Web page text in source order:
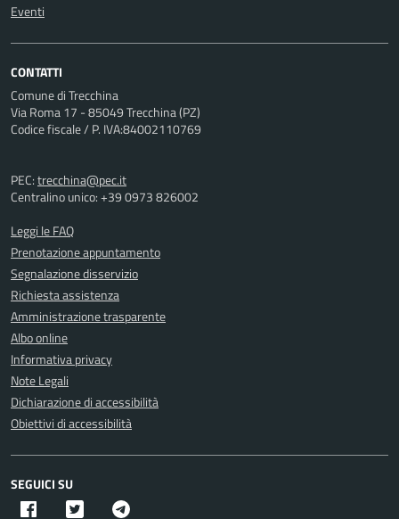
Eventi
CONTATTI
Comune di Trecchina
Via Roma 17 - 85049 Trecchina (PZ)
Codice fiscale / P. IVA:84002110769
PEC:trecchina@pec.it
Centralino unico: +39 0973 826002
Leggi le FAQ
Prenotazione appuntamento
Segnalazione disservizio
Richiesta assistenza
Amministrazione trasparente
Albo online
Informativa privacy
Note Legali
Dichiarazione di accessibilità
Obiettivi di accessibilità
SEGUICI SU
Facebook Twitter X